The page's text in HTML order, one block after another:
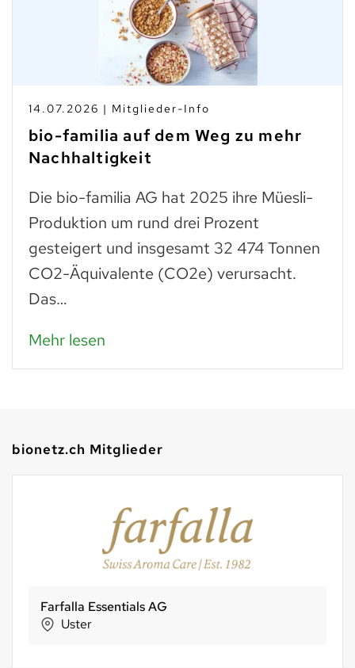
14.07.2026 | Mitglieder-Info
bio-familia auf dem Weg zu mehr
Nachhaltigkeit
Die bio-familia AG hat 2025 ihre Müesli-
Produktion um rund drei Prozent
gesteigert und insgesamt 32 474 Tonnen
CO2-Äquivalente (CO2e) verursacht.
Das…
Mehr lesen
bionetz.ch Mitglieder
Bertschi AG Kaffee-Rösterei
Birsfelden